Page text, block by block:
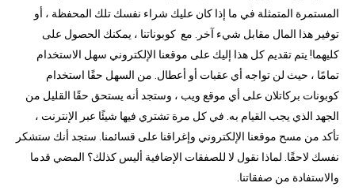
المستمرة المتمثلة في ما إذا كان عليك شراء نفسك تلك المحفظة ، أو
توفير هذا المال مقابل شيء آخر. مع كوبوناتنا ، يمكنك الحصول على
كليهما! يتم تقديم كل هذا إليك على موقعنا الإلكتروني سهل الاستخدام
تمامًا ، حيث لن تواجه أي عقبات أو أعطال. من السهل حقًا استخدام
كوبونات بركاتلان على أي موقع ويب ، وستجد أنه يستحق حقًا القليل من
الجهد الذي يجب القيام به. في كل مرة تشتري فيها شيئًا عبر الإنترنت ،
تأكد من مسح موقعنا الإلكتروني وإغراقنا على قسائمنا. ستجد أنك ستشكر
نفسك لاحقًا. لماذا نقول لا للصفقات الإضافية أليس كذلك؟ المضي قدما
والاستفادة من صفقاتنا.